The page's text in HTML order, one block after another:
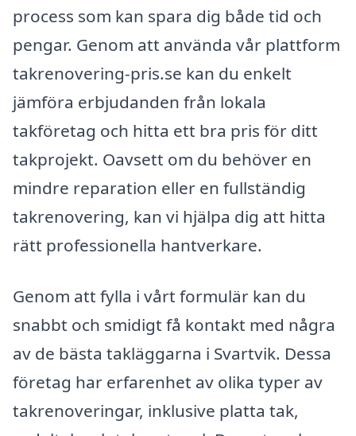
process som kan spara dig både tid och
pengar. Genom att använda vår plattform
takrenovering-pris.se kan du enkelt
jämföra erbjudanden från lokala
takföretag och hitta ett bra pris för ditt
takprojekt. Oavsett om du behöver en
mindre reparation eller en fullständig
takrenovering, kan vi hjälpa dig att hitta
rätt professionella hantverkare.
Genom att fylla i vårt formulär kan du
snabbt och smidigt få kontakt med några
av de bästa takläggarna i Svartvik. Dessa
företag har erfarenhet av olika typer av
takrenoveringar, inklusive platta tak,